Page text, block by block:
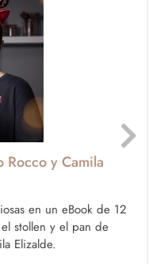
y Camila
en un eBook de 12
stollen y el pan de
Elizalde.